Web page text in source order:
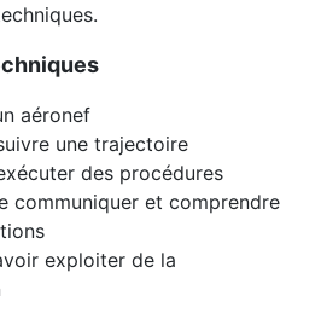
aéronef
une trajectoire
des procédures
communiquer et comprendre
exploiter de la